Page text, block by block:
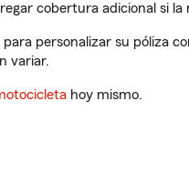
cobertura adicional si la
para personalizar su póliza
variar.
hoy mismo.